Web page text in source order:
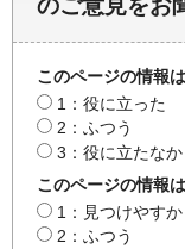
のご意見をお
このページの情報
1：役に立った
2：ふつう
3：役に立たな
このページの情報
1：見つけやす
2：ふつう